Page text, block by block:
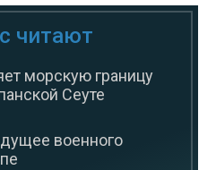
читают
морскую границу
Сеуте
военного